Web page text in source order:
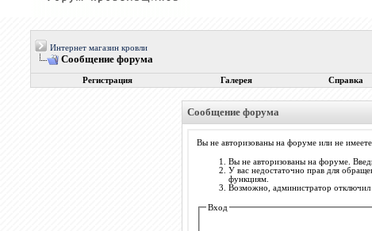
Интернет магазин кровли
Сообщение форума
Регистрация Галерея Справка
Сообщение форума
Вы не авторизованы на форуме или не
Вы не авторизованы на форуме.
У вас недостаточно прав для
функциям.
Возможно, администратор
Вход